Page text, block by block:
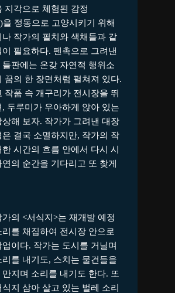
지각으로 체험된 감정
을 정동으로 고양시키기 위해
나 작가의 필치와 색채들과 같
이 필요하다. 펜촉으로 그려낸
판에는 온갖 자연적 행위소
꿈의 한 장면처럼 펼쳐져 있다.
작품 속 개구리가 전시장을 뛰
, 두루미가 우아하게 앉아 있는
상해 보자. 작가가 그려낸 대장
은 결국 소멸하지만, 작가의 작
한 시간의 흐름 안에서 다시 시
연의 순간을 기다리고 또 찾게
가의 <서식지>는 재개발 예정
리를 채집하여 전시장 안으로
업이다. 작가는 도시를 거닐며
리를 내기도, 스치는 물건들을
만지며 소리를 내기도 한다. 또
식지 삼아 살고 있는 벌레 소리